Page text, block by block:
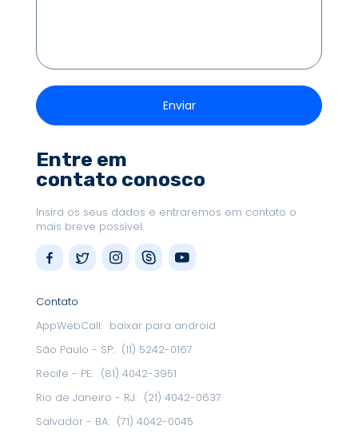
Entre em
contato conosco
Insira os seus dados e entraremos em contato o
mais breve possível.
Contato
AppWebCall: baixar para android
São Paulo - SP: (11) 5242-0167
Recife - PE: (81) 4042-3951
Rio de Janeiro - RJ: (21) 4042-0637
Salvador - BA: (71) 4042-0045